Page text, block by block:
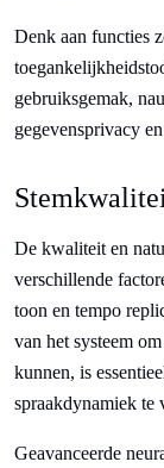
Denk aan functies
gebruiksgemak,
gegevensprivacy
De kwaliteit en
verschillende
toon en tempo
van het systeem
kunnen, is
spraakdynamiek te
Geavanceerde